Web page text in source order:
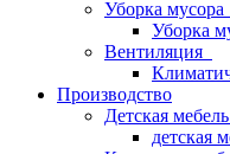
Уборка мусора
Уборка
Вентиляция
Производство
Детская мебель
детская